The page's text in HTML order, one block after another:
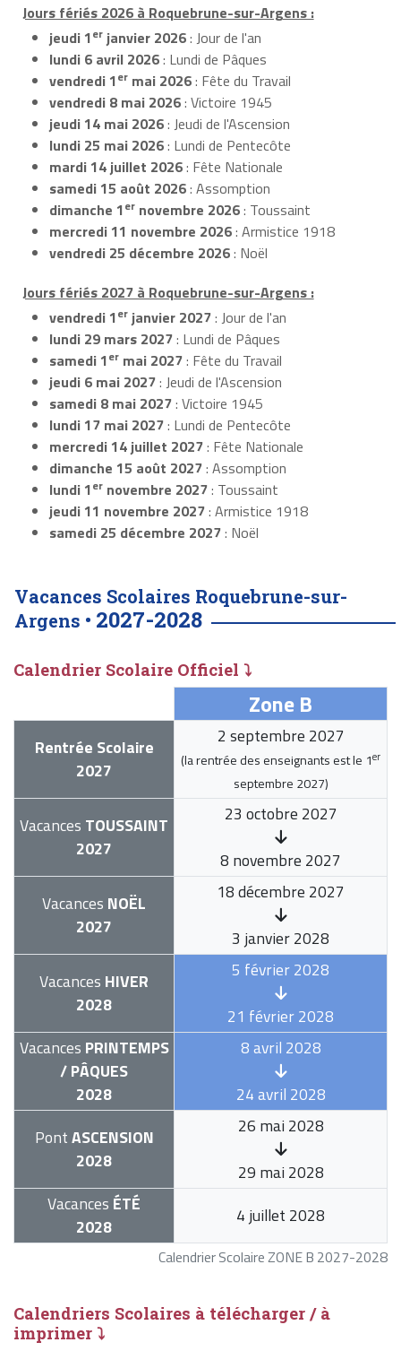
Jours fériés 2026 à Roquebrune-sur-Argens :
jeudi 1er janvier 2026: Jour de l'an
lundi 6 avril 2026: Lundi de Pâques
vendredi 1er mai 2026: Fête du Travail
vendredi 8 mai 2026: Victoire 1945
jeudi 14 mai 2026: Jeudi de l'Ascension
lundi 25 mai 2026: Lundi de Pentecôte
mardi 14 juillet 2026: Fête Nationale
samedi 15 août 2026: Assomption
dimanche 1er novembre 2026: Toussaint
mercredi 11 novembre 2026: Armistice 1918
vendredi 25 décembre 2026: Noël
Jours fériés 2027 à Roquebrune-sur-Argens :
vendredi 1er janvier 2027: Jour de l'an
lundi 29 mars 2027: Lundi de Pâques
samedi 1er mai 2027: Fête du Travail
jeudi 6 mai 2027: Jeudi de l'Ascension
samedi 8 mai 2027: Victoire 1945
lundi 17 mai 2027: Lundi de Pentecôte
mercredi 14 juillet 2027: Fête Nationale
dimanche 15 août 2027: Assomption
lundi 1er novembre 2027: Toussaint
jeudi 11 novembre 2027: Armistice 1918
samedi 25 décembre 2027: Noël
Vacances Scolaires Roquebrune-sur-
Argens • 2027-2028
Calendrier Scolaire Officiel ⤵
Calendrier Scolaire ZONE B 2027-2028
Zone B
Rentrée Scolaire
2027
2 septembre 2027
(la rentrée des enseignants est le 1er
septembre 2027)
Vacances TOUSSAINT
2027
23 octobre 2027
8 novembre 2027
Vacances NOËL
2027
18 décembre 2027
3 janvier 2028
Vacances HIVER
2028
5 février 2028
21 février 2028
Vacances PRINTEMPS
/ PÂQUES
2028
8 avril 2028
24 avril 2028
PontASCENSION
2028
26 mai 2028
29 mai 2028
Vacances ÉTÉ
2028
4 juillet 2028
Calendriers Scolaires à télécharger / à
imprimer ⤵